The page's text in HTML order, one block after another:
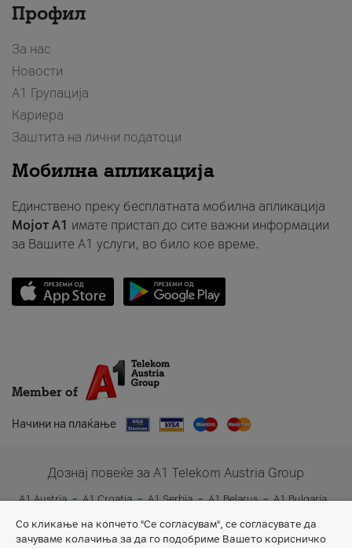
Профил
За нас
Новости
А1 Групација
Кариера
Заштита на лични податоци
Мобилна апликација
Единствено преку бесплатната мобилна апликација
Мојот A1 имате пристап до сите важни информации
за Вашите A1 услуги, во било кое време.
Member of
Начини на плаќање
Дознај повеќе за A1 Telekom Austria Group
A1 Austria A1 Croatia A1 Serbia A1 Belarus
A1 Bulgaria
A1 Slovenia
A1 Digital
Со кликање на копчето "Се согласувам", се согласувате да
зачуваме колачиња за да го подобриме Вашето корисничко